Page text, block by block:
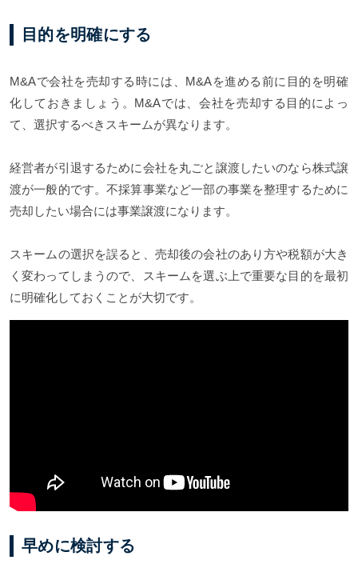
目的を明確にする
M&Aで会社を売却する時には、M&Aを進める前に目的を明確
化しておきましょう。M&Aでは、会社を売却する目的によっ
て、選択するべきスキームが異なります。
経営者が引退するために会社を丸ごと譲渡したいのなら株式譲
渡が一般的です。不採算事業など一部の事業を整理するために
売却したい場合には事業譲渡になります。
スキームの選択を誤ると、売却後の会社のあり方や税額が大き
く変わってしまうので、スキームを選ぶ上で重要な目的を最初
に明確化しておくことが大切です。
早めに検討する